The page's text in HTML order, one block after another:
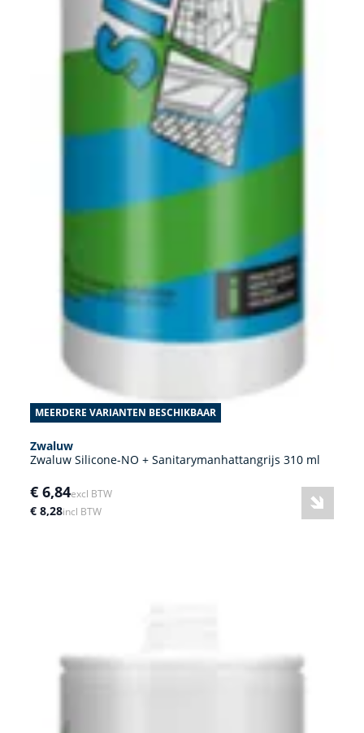
MEERDERE VARIANTEN BESCHIKBAAR
Zwaluw
Zwaluw Silicone-NO + Sanitarymanhattangrijs 310 ml
€ 6,84excl BTW
€ 8,28incl BTW